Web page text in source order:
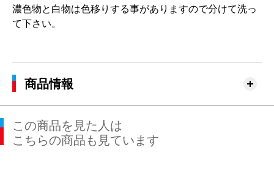
濃色物と白物は色移りする事がありますので分けて洗っ
て下さい。
商品情報
この商品を見た人は
こちらの商品も見ています